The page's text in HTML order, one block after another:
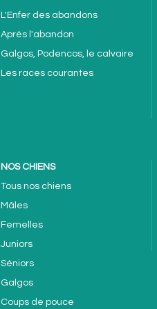
L'Enfer des abandons
Après l'abandon
Galgos, Podencos, le calvaire
Les races courantes
NOS CHIENS
Tous nos chiens
Mâles
Femelles
Juniors
Séniors
Galgos
Coups de pouce